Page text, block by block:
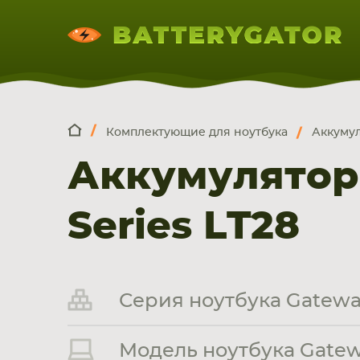
НОУТБУКА
ПЛАНШЕТА
СМАРТФОНА
Комплектующие для ноутбука
Series LT28
Серия ноутбука
Модель ноутбука